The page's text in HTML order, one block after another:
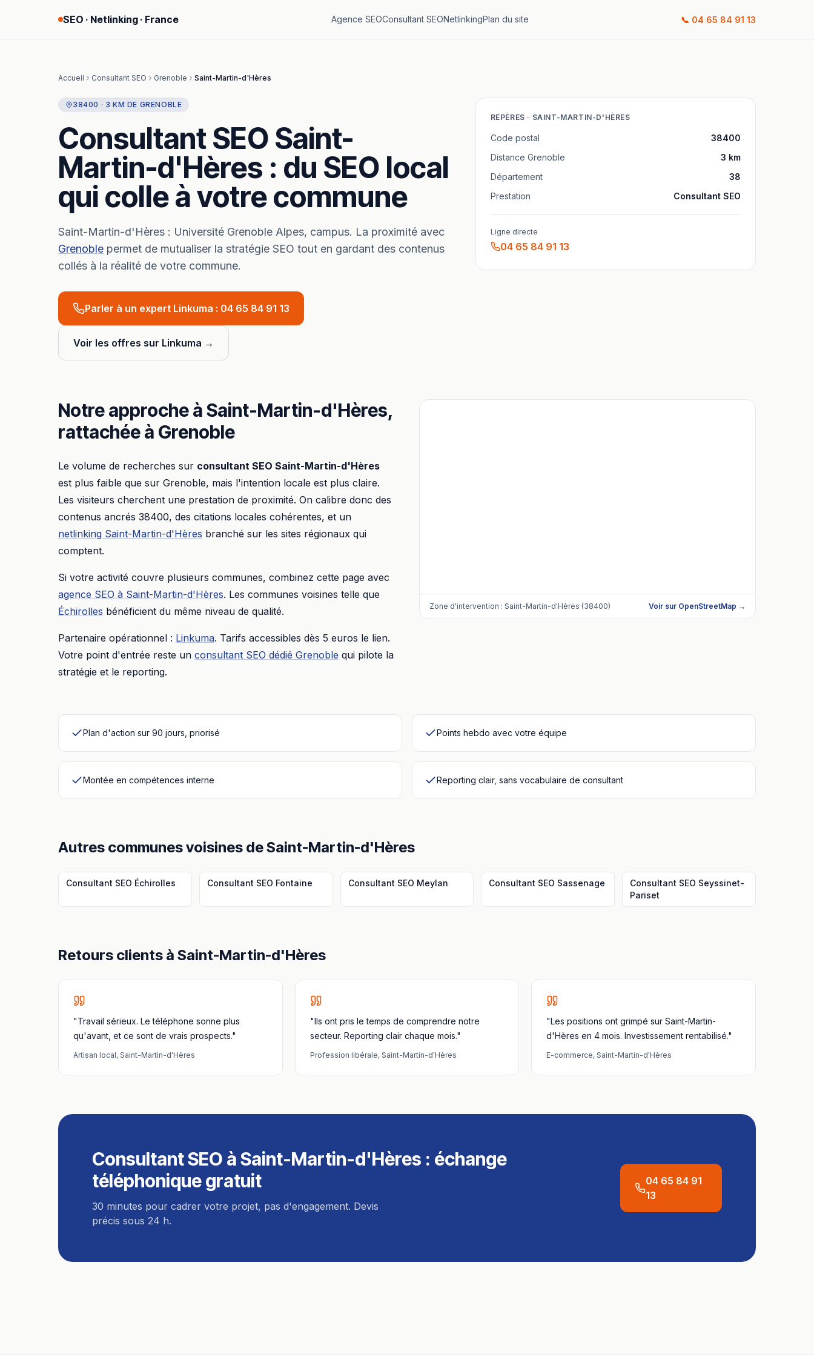
SEO · Netlinking · France Agence SEOConsultant SEONetlinkingPlan du site 📞 04 65 84 91 13
Accueil Consultant SEO Grenoble Saint-Martin-d'Hères
38400 · 3 KM DE GRENOBLE
Consultant SEO Saint-
Martin-d'Hères : du SEO local
qui colle à votre commune
Saint-Martin-d'Hères : Université Grenoble Alpes, campus. La proximité avec
Grenoble permet de mutualiser la stratégie SEO tout en gardant des contenus
collés à la réalité de votre commune.
Parler à un expert Linkuma : 04 65 84 91 13
Voir les offres sur Linkuma →
REPÈRES · SAINT-MARTIN-D'HÈRES
Code postal
38400
Distance Grenoble 3 km
Département
38
Prestation
Consultant SEO
Ligne directe
04 65 84 91 13
Notre approche àSaint-Martin-d'Hères,
rattachée à Grenoble
Le volume de recherches sur consultant SEO Saint-Martin-d'Hères
est plus faible que sur Grenoble, mais l'intention locale est plus claire.
Les visiteurs cherchent une prestation de proximité. On calibre donc des
contenus ancrés 38400, des citations locales cohérentes, et un
netlinking Saint-Martin-d'Hères branché sur les sites régionaux qui
comptent.
Si votre activité couvre plusieurs communes, combinez cette page avec
agence SEO à Saint-Martin-d'Hères. Les communes voisines telle que
Échirolles bénéficient du même niveau de qualité.
Partenaire opérationnel : Linkuma. Tarifs accessibles dès 5 euros le lien.
Votre point d'entrée reste un consultant SEO dédié Grenoble qui pilote la
stratégie et le reporting.
Zone d'intervention : Saint-Martin-d'Hères (38400) Voir sur OpenStreetMap →
Plan d'action sur 90 jours, priorisé Points hebdo avec votre équipe
Montée en compétences interne Reporting clair, sans vocabulaire de consultant
Autres communes voisines deSaint-Martin-d'Hères
Consultant SEO Échirolles Consultant SEO Fontaine Consultant SEO Meylan Consultant SEO Sassenage Consultant SEO Seyssinet-
Pariset
Retours clients à Saint-Martin-d'Hères
"Travail sérieux. Le téléphone sonne plus
qu'avant, et ce sont de vrais prospects."
Artisan local, Saint-Martin-d'Hères
"Ils ont pris le temps de comprendre notre
secteur. Reporting clair chaque mois."
Profession libérale, Saint-Martin-d'Hères
"Les positions ont grimpé sur Saint-Martin-
d'Hères en 4 mois. Investissement rentabilisé."
E-commerce,Saint-Martin-d'Hères
Consultant SEO àSaint-Martin-d'Hères : échange
téléphonique gratuit
30 minutes pour cadrer votre projet, pas d'engagement. Devis
précis sous 24 h.
04 65 84 91
13